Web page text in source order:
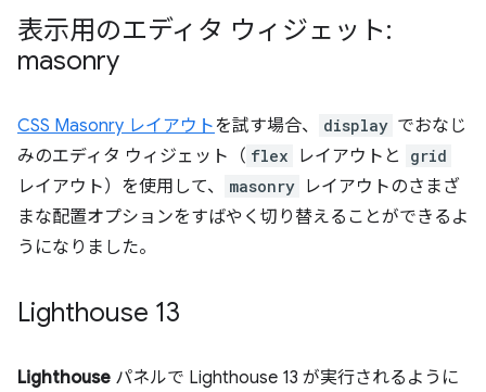
表示用のエディタ ウィジェット:
masonry
CSS Masonry レイアウトを試す場合、 display でおなじ
みのエディタ ウィジェット（ flex レイアウトと grid
レイアウト）を使用して、 masonry レイアウトのさまざ
まな配置オプションをすばやく切り替えることができるよ
うになりました。
Lighthouse 13
Lighthouse パネルで Lighthouse 13 が実行されるように